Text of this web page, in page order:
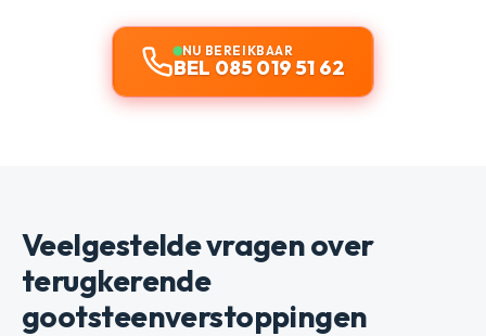
NU BEREIKBAAR
BEL 085 019 51 62
Veelgestelde vragen over
terugkerende
gootsteenverstoppingen